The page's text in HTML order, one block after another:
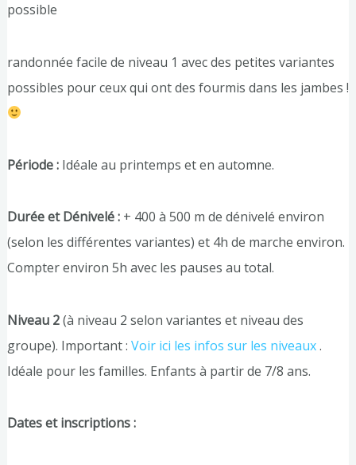
possible
randonnée facile de niveau 1 avec des petites variantes
possibles pour ceux qui ont des fourmis dans les jambes !
Période :Idéale au printemps et en automne.
Durée et Dénivelé :+ 400 à 500 m de dénivelé environ
(selon les différentes variantes) et 4h de marche environ.
Compter environ 5h avec les pauses au total.
Niveau 2(à niveau 2 selon variantes et niveau des
groupe). Important : Voir ici les infos sur les niveaux.
Idéale pour les familles. Enfants à partir de 7/8 ans.
Dates et inscriptions :